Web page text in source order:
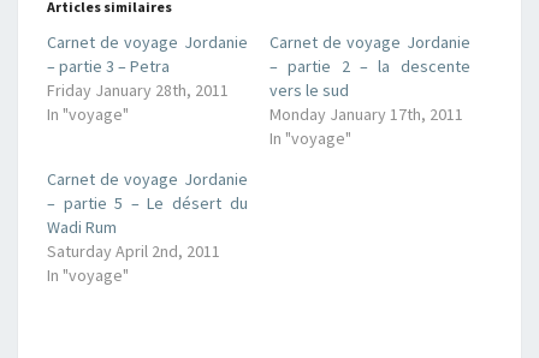
Articles similaires
Carnet de voyage Jordanie
– partie 3 – Petra
Friday January 28th, 2011
In "voyage"
Carnet de voyage Jordanie
– partie 2 – la descente
vers le sud
Monday January 17th, 2011
In "voyage"
Carnet de voyage Jordanie
– partie 5 – Le désert du
Wadi Rum
Saturday April 2nd, 2011
In "voyage"